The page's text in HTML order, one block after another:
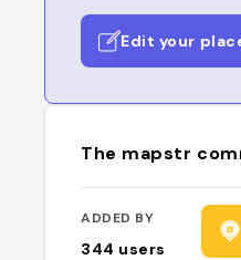
Edit your
The mapstr
ADDED BY
344 users